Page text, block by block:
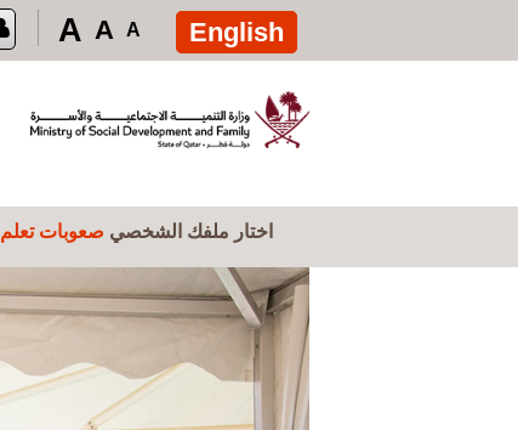
تجاوز إلى المحتوى الرئيسي
English
A
A
A
اختار ملفك الشخصي صعوبات تعلم